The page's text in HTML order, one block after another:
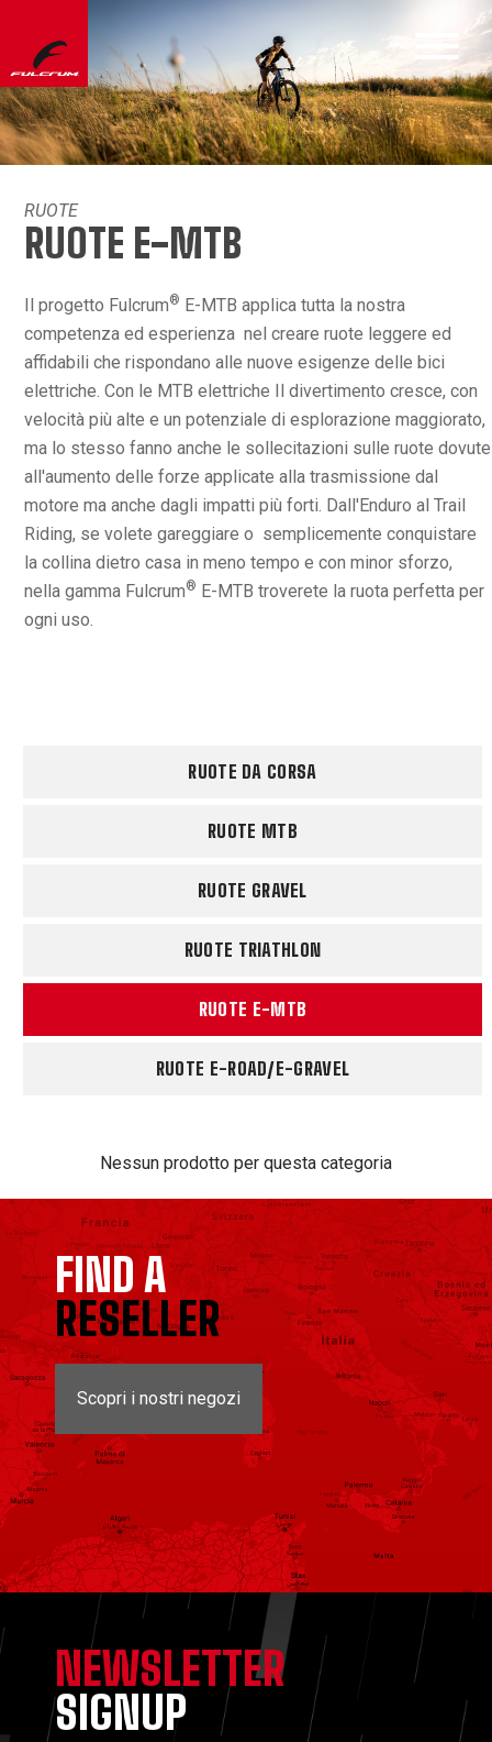
RUOTE
RUOTE E-MTB
Il progetto Fulcrum® E-MTB applica tutta la nostra
competenza ed esperienza nel creare ruote leggere ed
affidabili che rispondano alle nuove esigenze delle bici
elettriche. Con le MTB elettriche Il divertimento cresce, con
velocità più alte e un potenziale di esplorazione maggiorato,
ma lo stesso fanno anche le sollecitazioni sulle ruote dovute
all'aumento delle forze applicate alla trasmissione dal
motore ma anche dagli impatti più forti. Dall'Enduro al Trail
Riding, se volete gareggiare o semplicemente conquistare
la collina dietro casa in meno tempo e con minor sforzo,
nella gamma Fulcrum® E-MTB troverete la ruota perfetta per
ogni uso.
RUOTE DA CORSA
RUOTE MTB
RUOTE GRAVEL
RUOTE TRIATHLON
RUOTE E-MTB
RUOTE E-ROAD/E-GRAVEL
Nessun prodotto per questa categoria
FIND A
RESELLER
Scopri i nostri negozi
NEWSLETTER
SIGNUP